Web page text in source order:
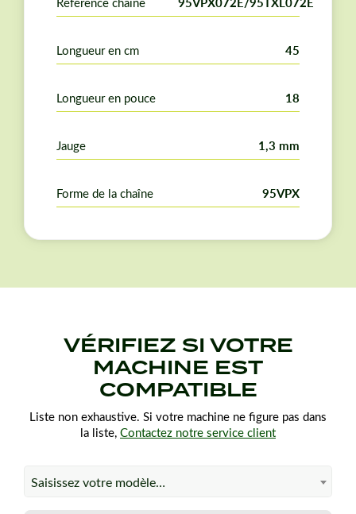
Longueur en cm 45
Longueur en pouce 18
Jauge 1,3 mm
Forme de la chaîne 95VPX
VÉRIFIEZ SI VOTRE
MACHINE EST
COMPATIBLE
Liste non exhaustive. Si votre machine ne figure pas dans
la liste, Contactez notre service client
Saisissez votre modèle…